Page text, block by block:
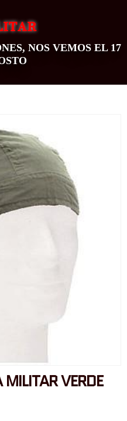
NOS VEMOS EL 17
MILITAR VERDE